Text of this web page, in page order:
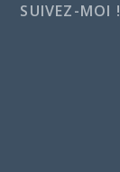
SUIVEZ-MOI !